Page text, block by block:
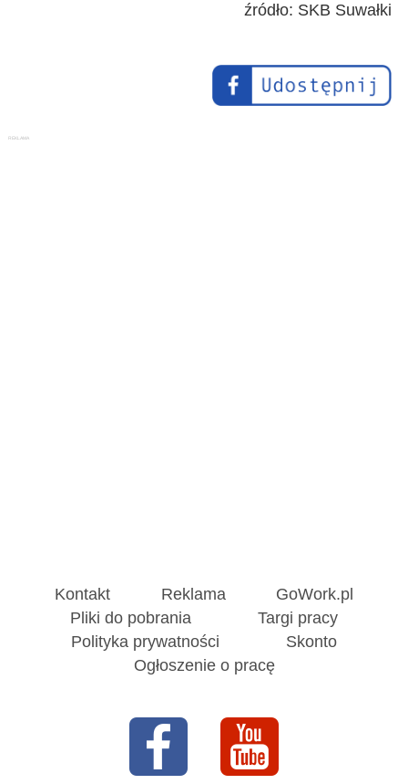
źródło: SKB Suwałki
Kontakt Reklama
GoWork.pl
Pliki do pobrania
Targi pracy
Polityka prywatności
Skonto
Ogłoszenie o pracę